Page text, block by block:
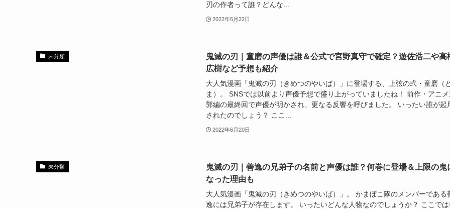
刃の作者って誰？どんな...
2022年6月22日
未分類
鬼滅の刃｜童磨の声優は誰＆公式で宮野真守で確定？遊佐浩二や高
広樹など予想も紹介
大人気漫画「鬼滅の刃（きめつのやいば）」に登場する、上弦の弐・童磨（
ま）。 SNSでは以前より声優予想で盛り上がっていましたね！ 前作・アニメ
郭編の最終回で声優が明かされ、更なる反響を呼びました。 いったい誰が起
されたのでしょう？ ここ...
2022年6月20日
未分類
鬼滅の刃｜善逸の兄弟子の名前と声優は誰？何巻に登場＆上限の鬼
なった理由も
大人気漫画「鬼滅の刃（きめつのやいば）」。 かまぼこ隊のメンバーである
逸には兄弟子が存在します。 いったいどんな人物なのでしょうか？ ここで